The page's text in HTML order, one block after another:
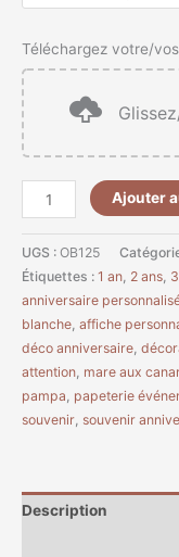
Téléchargez votre/
Ajouter
UGS : OB125
Étiquettes : 1 an 2 ans
anniversaire
blanche affiche
déco anniversaire
attention mare aux
pampa papeterie
souvenir souvenir
Description